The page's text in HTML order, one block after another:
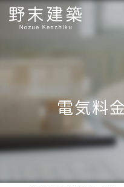
電気料